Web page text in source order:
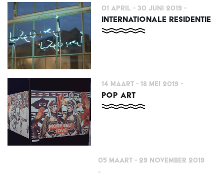
01 April - 30 Juni 2019 -
INTERNATIONALE RESIDENTIE
14 Maart - 18 Mei 2019 -
POP ART
05 Maart - 29 November 2019
-